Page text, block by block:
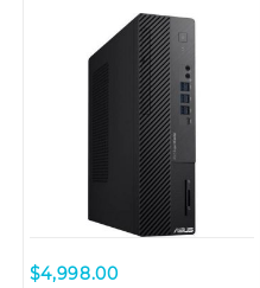
310100029T Desktop
$4,998.00